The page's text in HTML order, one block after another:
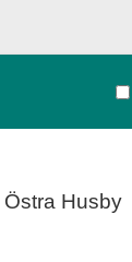
Östra Husby